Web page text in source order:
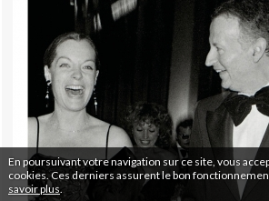
En poursuivant votre navigation sur ce site, vous
cookies. Ces derniers assurent le bon
savoir plus.